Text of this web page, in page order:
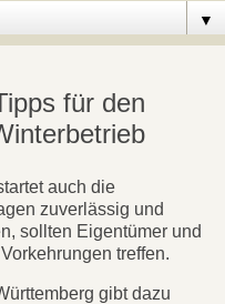
▼
für den
auch die
zuverlässig und
sollten Eigentümer und
treffen.
gibt dazu